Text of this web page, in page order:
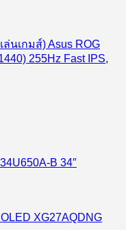
นเกมส์) Asus ROG
255Hz Fast IPS,
B 34″